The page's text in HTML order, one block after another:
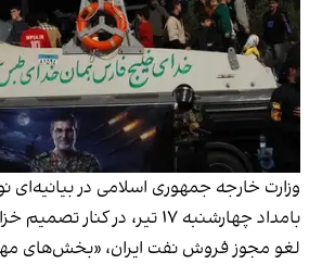
وزارت خارجه جمهوری اسلامی در
بامداد چهارشنبه ۱۷ تیر، در کنار
لغو مجوز فروش نفت ایران، «بخش‌های